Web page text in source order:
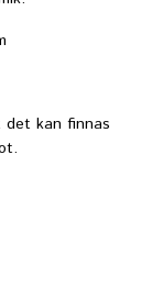
kan finnas